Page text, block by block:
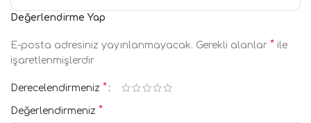
Değerlendirme Yap
E-posta adresiniz yayınlanmayacak. Gerekli alanlar * ile
işaretlenmişlerdir
Derecelendirmeniz *
Değerlendirmeniz *